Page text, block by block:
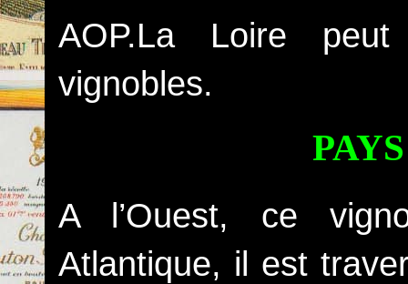
AOP.La Loire
vignobles.
A l’Ouest, ce
Atlantique, il est